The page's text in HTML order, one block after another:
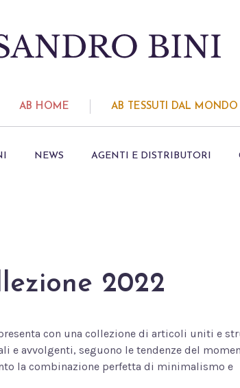
AB HOME AB TESSUTI DAL MONDO
NEWS AGENTI E DISTRIBUTORI
2022
con una collezione di articoli uniti e
e avvolgenti, seguono le tendenze del
la combinazione perfetta di minimalismo e